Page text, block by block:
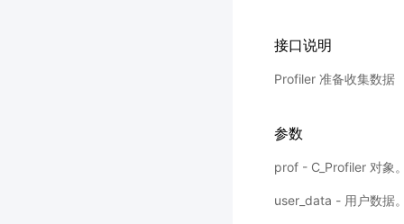
接口说明
Profiler 准备收集数据
参数
prof - C_Profiler 对象
user_data - 用户数据